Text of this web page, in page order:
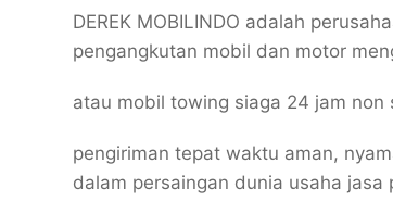
DEREK MOBILINDO adalah
pengangkutan mobil dan motor
atau mobil towing siaga 24 jam
pengiriman tepat waktu aman,
dalam persaingan dunia usaha jasa